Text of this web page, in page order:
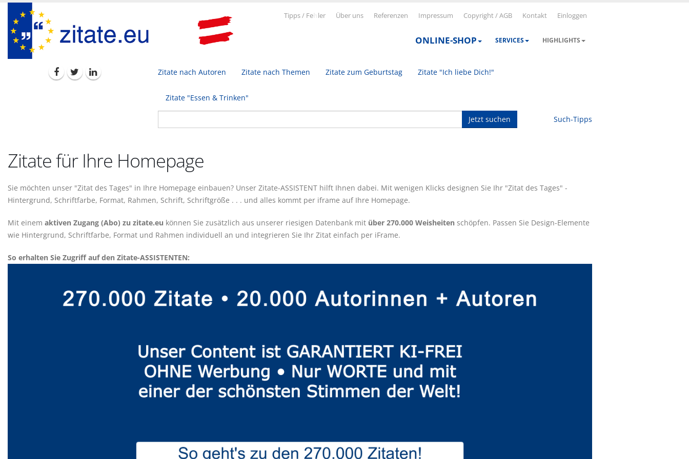
Tipps / Fe ler Über uns Referenzen Impressum Copyright / AGB Kontakt Einloggen
ONLINE-SHOP SERVICES HIGHLIGHTS
Zitate nach Autoren Zitate nach Themen Zitate zum Geburtstag Zitate "Ich liebe Dich!"
Zitate "Essen & Trinken"
Jetzt suchen Such-Tipps
Zitate für Ihre Homepage
Sie möchten unser "Zitat des Tages" in Ihre Homepage einbauen? Unser Zitate-ASSISTENT hilft Ihnen dabei. Mit wenigen Klicks designen Sie Ihr "Zitat des Tages" -
Hintergrund, Schriftfarbe, Format, Rahmen, Schrift, Schriftgröße . . . und alles kommt per iframe auf Ihre Homepage.
Mit einem aktiven Zugang (Abo) zu zitate.eu können Sie zusätzlich aus unserer riesigen Datenbank mit über 270.000 Weisheiten schöpfen. Passen Sie Design-Elemente
wie Hintergrund, Schriftfarbe, Format und Rahmen individuell an und integrieren Sie Ihr Zitat einfach per iFrame.
So erhalten Sie Zugriff auf den Zitate-ASSISTENTEN: